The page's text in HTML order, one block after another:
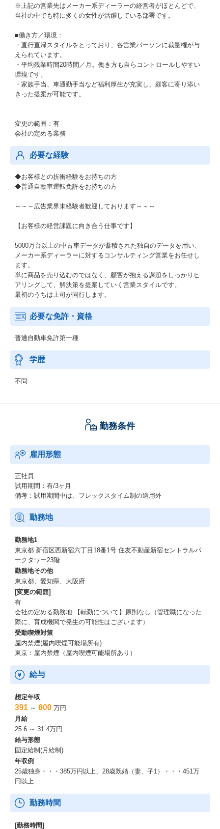
※上記の営業先はメーカー系ディーラーの経営者がほとんどで、
当社の中でも特に多くの女性が活躍している部署です。
■働き方／環境：
・直行直帰スタイルをとっており、各営業パーソンに裁量権が与
えられています。
・平均残業時間20時間／月。働き方も自らコントロールしやすい
環境です。
・家族手当、車通勤手当など福利厚生が充実し、顧客に寄り添い
きった提案が可能です。
変更の範囲：有
会社の定める業務
必要な経験
◆お客様との折衝経験をお持ちの方
◆普通自動車運転免許をお持ちの方
～～～広告業界未経験者歓迎しております～～～
【お客様の経営課題に向き合う仕事です】
5000万台以上の中古車データが蓄積された独自のデータを用い、
メーカー系ディーラーに対するコンサルティング営業をお任せし
ます。
単に商品を売り込むのではなく、顧客が抱える課題をしっかりヒ
アリングして、解決策を提案していく営業スタイルです。
最初のうちは上司が同行します。
必要な免許・資格
普通自動車免許第一種
学歴
不問
勤務条件
雇用形態
正社員
試用期間：有/3ヶ月
備考：試用期間中は、フレックスタイム制の適用外
勤務地
勤務地1
東京都 新宿区西新宿六丁目18番1号 住友不動産新宿セントラルパ
ークタワー23階
勤務地その他
東京都、愛知県、大阪府
[変更の範囲]
有
会社の定める勤務地 【転勤について】原則なし（管理職になった
際に、育成機関で発生の可能性はございます）
受動喫煙対策
屋内禁煙(屋内喫煙可能場所有)
東京：屋内禁煙（屋内喫煙可能場所あり）
給与
想定年収
391 ～ 600 万円
月給
25.6 ～ 31.4万円
給与形態
固定給制(月給制)
年収例
25歳独身・・・385万円以上、28歳既婚（妻、子1）・・・451万
円以上
勤務時間
[勤務時間]